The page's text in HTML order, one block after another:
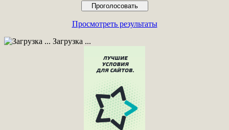
Просмотреть результаты
Загрузка ...